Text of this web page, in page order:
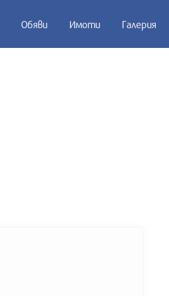
Обяви Имоти Галерия